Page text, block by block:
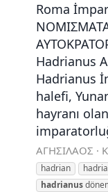
Roma
Hadrianus
Hadrianus
halefi,
hayranı
ΑΓΗΣΙΛΑΟΣ
hadrian
hadrianus